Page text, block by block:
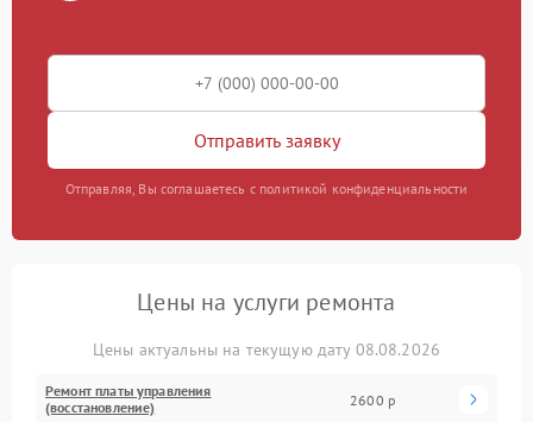
Отправить заявку
Отправляя, Вы соглашаетесь с политикой конфиденциальности
Цены на услуги ремонта
Цены актуальны на текущую дату 08.08.2026
Ремонт платы управления
(восстановление)
2600 р